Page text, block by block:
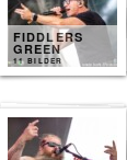
FIDDLERS
GREEN
11 BILDER